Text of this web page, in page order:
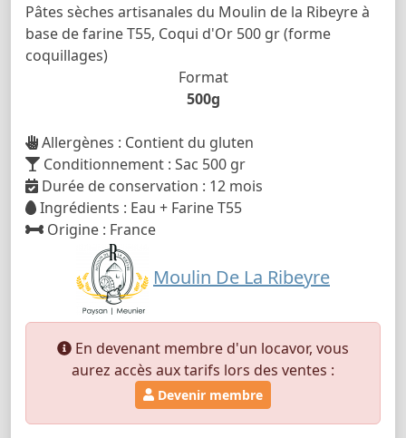
Pâtes sèches artisanales du Moulin de la Ribeyre à
base de farine T55, Coqui d'Or 500 gr (forme
coquillages)
Format
500g
Allergènes : Contient du gluten
Conditionnement : Sac 500 gr
Durée de conservation : 12 mois
Ingrédients : Eau + Farine T55
Origine : France
Moulin De La Ribeyre
En devenant membre d'un locavor, vous
aurez accès aux tarifs lors des ventes :
Devenir membre